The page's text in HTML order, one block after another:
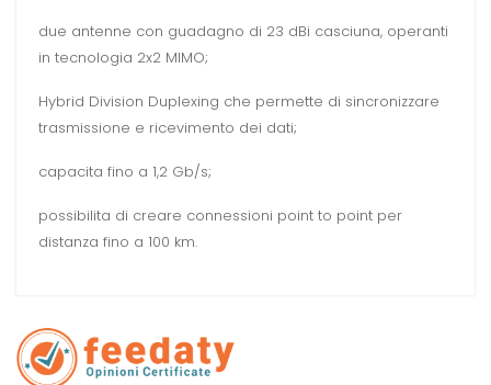
due antenne con guadagno di 23 dBi casciuna, operanti
in tecnologia 2x2 MIMO;
Hybrid Division Duplexing che permette di sincronizzare
trasmissione e ricevimento dei dati;
capacita fino a 1,2 Gb/s;
possibilita di creare connessioni point to point per
distanza fino a 100 km.